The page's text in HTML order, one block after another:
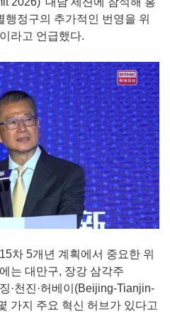
정구의 추가적인 번영을 위
라고 언급했다.
차 5개년 계획에서 중요한 위
는 대만구, 장강 삼각주
·천진·허베이(Beijing-Tianjin-
가지 주요 혁신 허브가 있다고